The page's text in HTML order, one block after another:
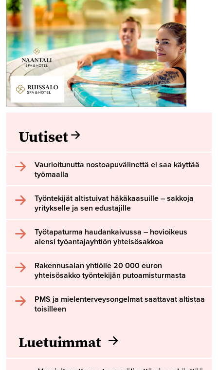
Uutiset
Vaurioitunutta nostoapuvälinettä ei saa käyttää
työmaalla
Työntekijät altistuivat häkäkaasuille – sakkoja
yritykselle ja sen edustajille
Työtapaturma haudankaivussa – hovioikeus
alensi työantajayhtiön yhteisösakkoa
Rakennusalan yhtiölle 20 000 euron
yhteisösakko työntekijän putoamisturmasta
PMS ja mielenterveysongelmat saattavat altistaa
toisilleen
Luetuimmat